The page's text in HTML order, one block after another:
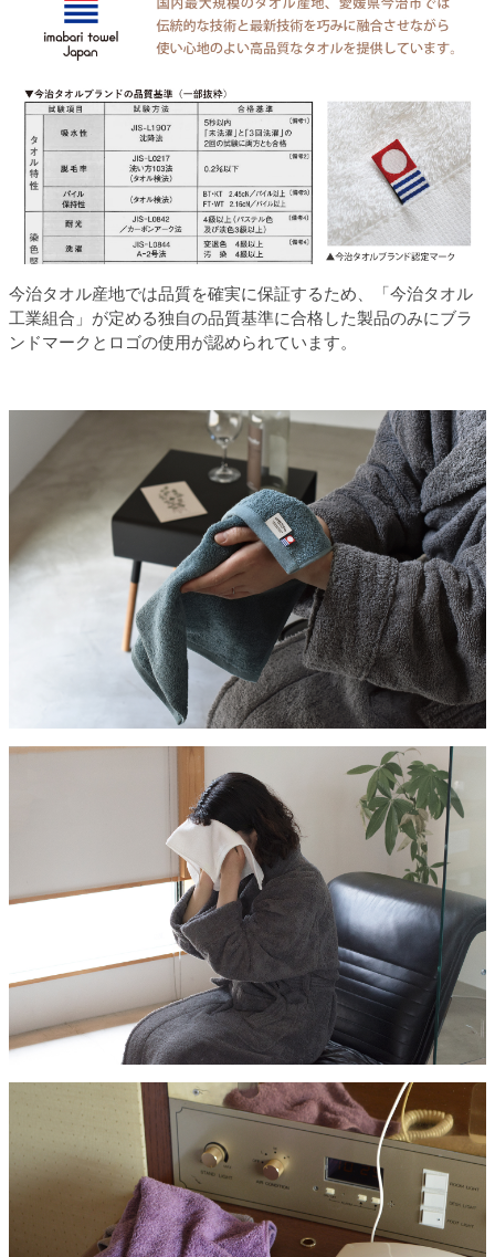
今治タオル産地では品質を確実に保証するため、「今治タオル
工業組合」が定める独自の品質基準に合格した製品のみにブラ
ンドマークとロゴの使用が認められています。